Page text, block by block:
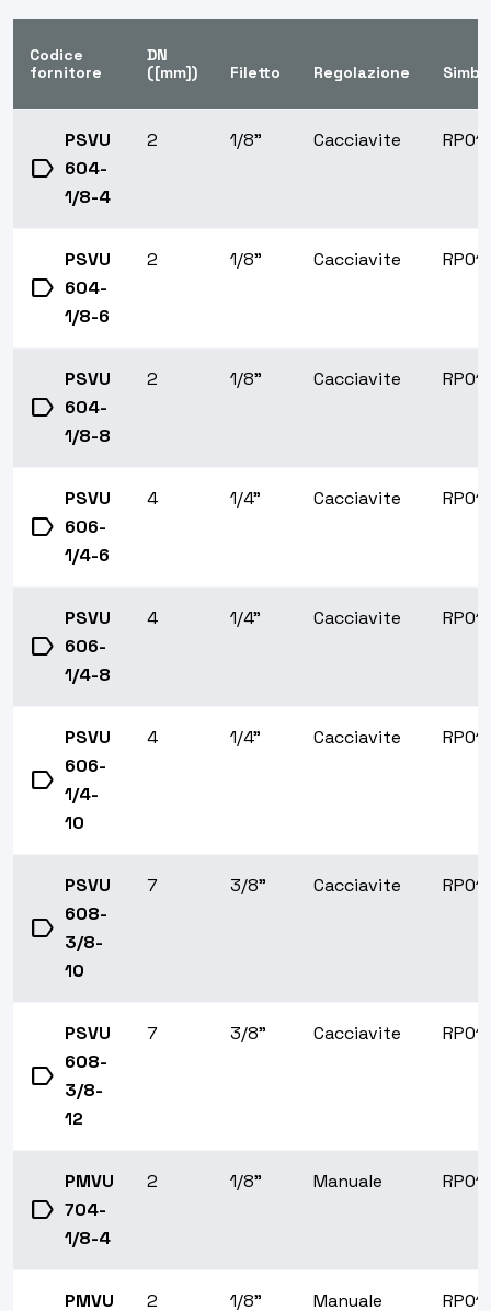
Codice
fornitore
DN
([mm])
Filetto Regolazione
label
PSVU
604-
1/8-4
2 1/8" Cacciavite RP01
label
PSVU
604-
1/8-6
2 1/8" Cacciavite RP01
label
PSVU
604-
1/8-8
2 1/8" Cacciavite RP01
label
PSVU
606-
1/4-6
4 1/4" Cacciavite RP01
label
PSVU
606-
1/4-8
4 1/4" Cacciavite RP01
label
PSVU
606-
1/4-
10
4 1/4" Cacciavite RP01
label
PSVU
608-
3/8-
10
7 3/8" Cacciavite RP01
label
PSVU
608-
3/8-
12
7 3/8" Cacciavite RP01
label
PMVU
704-
1/8-4
2 1/8" Manuale RP01
PMVU 2 1/8" Manuale RP01